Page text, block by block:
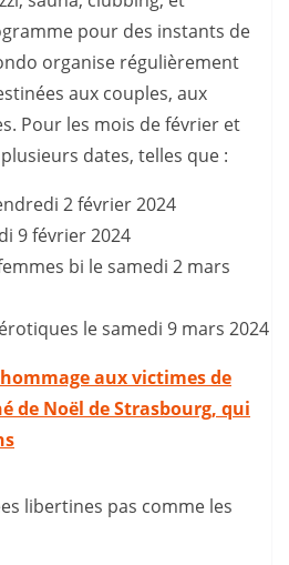
pour des instants de
organise régulièrement
aux couples, aux
Pour les mois de février et
dates, telles que :
2 février 2024
9 février 2024
bi le samedi 2 mars
le samedi 9 mars 2024
aux victimes de
de Noël de Strasbourg, qui
libertines pas comme les